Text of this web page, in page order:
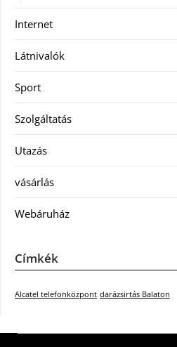
Internet
Látnivalók
Sport
Szolgáltatás
Utazás
vásárlás
Webáruház
Címkék
Alcatel telefonközpont darázsirtás Balaton